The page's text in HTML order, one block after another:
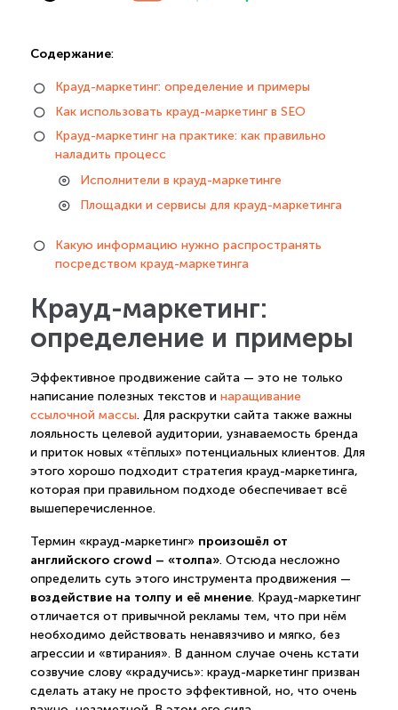
Содержание:
Крауд-маркетинг: определение и примеры
Как использовать крауд-маркетинг в SEO
Крауд-маркетинг на практике: как правильно
наладить процесс
Исполнители в крауд-маркетинге
Площадки и сервисы для крауд-маркетинга
Какую информацию нужно распространять
посредством крауд-маркетинга
Крауд-маркетинг:
определение и примеры
Эффективное продвижение сайта — это не только
написание полезных текстов и наращивание
ссылочной массы. Для раскрутки сайта также важны
лояльность целевой аудитории, узнаваемость бренда
и приток новых «тёплых» потенциальных клиентов. Для
этого хорошо подходит стратегия крауд-маркетинга,
которая при правильном подходе обеспечивает всё
вышеперечисленное.
Термин «крауд-маркетинг» произошёл от
английского crowd – «толпа». Отсюда несложно
определить суть этого инструмента продвижения —
воздействие на толпу и её мнение. Крауд-маркетинг
отличается от привычной рекламы тем, что при нём
необходимо действовать ненавязчиво и мягко, без
агрессии и «втирания». В данном случае очень кстати
созвучие слову «крадучись»: крауд-маркетинг призван
сделать атаку не просто эффективной, но, что очень